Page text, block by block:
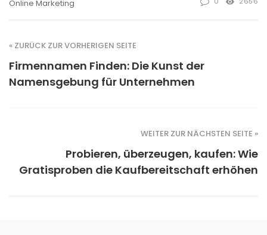
Online Marketing
« ZURÜCK ZUR VORHERIGEN SEITE
Firmennamen Finden: Die Kunst der
Namensgebung für Unternehmen
WEITER ZUR NÄCHSTEN SEITE »
Probieren, überzeugen, kaufen: Wie
Gratisproben die Kaufbereitschaft erhöhen